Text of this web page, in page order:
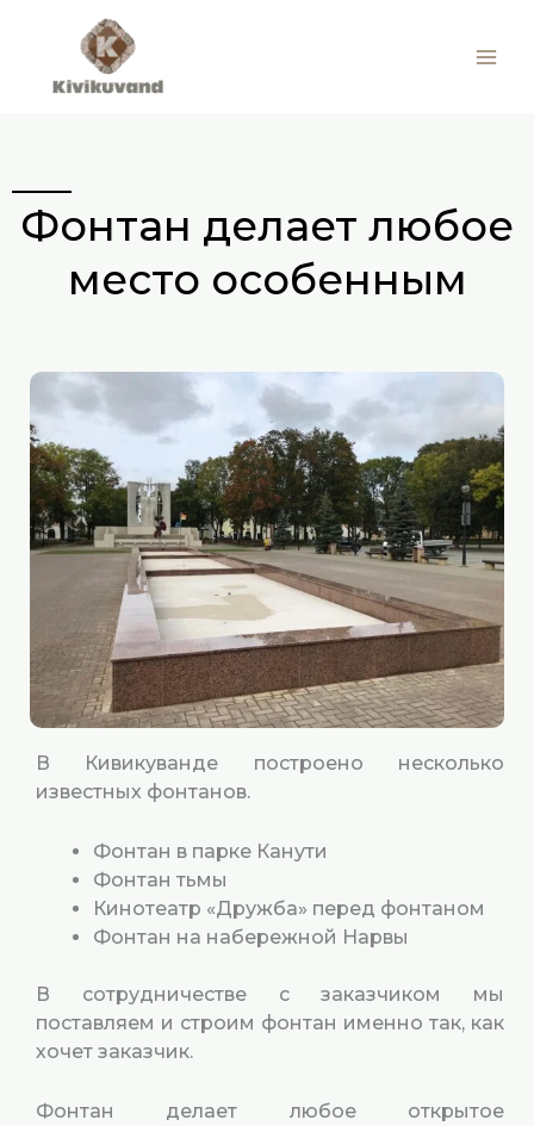
содержимому
Фонтан делает любое
место особенным
В Кивикуванде построено несколько
известных фонтанов.
Фонтан в парке Канути
Фонтан тьмы
Кинотеатр «Дружба» перед фонтаном
Фонтан на набережной Нарвы
В сотрудничестве с заказчиком мы
поставляем и строим фонтан именно так, как
хочет заказчик.
Фонтан делает любое открытое